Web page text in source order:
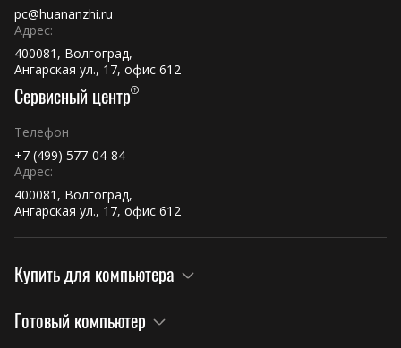
pc@huananzhi.ru
Адрес:
400081, Волгоград,
Ангарская ул., 17, офис 612
Сервисный центр
Телефон
+7 (499) 577-04-84
Адрес:
400081, Волгоград,
Ангарская ул., 17, офис 612
Купить для компьютера
Готовый компьютер